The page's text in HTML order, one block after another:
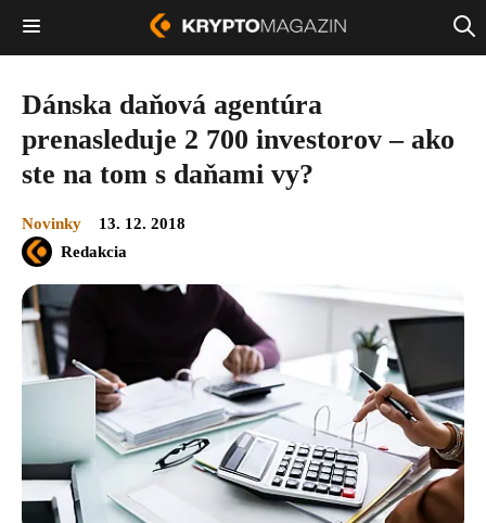
Dánska daňová agentúra
prenasleduje 2 700 investorov – ako
ste na tom s daňami vy?
Novinky
13. 12. 2018
Redakcia